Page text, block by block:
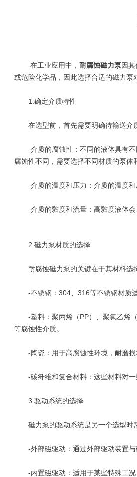
在工业应用中， 耐腐蚀磁力泵因其
或危险化学品，因此选择合适的磁力泵
1.确定介质特性
在选型前，首先需要明确待输送介质
-介质的腐蚀性：不同的液体具有不
腐蚀性不同，需要选择不同材质的泵体
-介质的温度和压力：介质的温度和
-介质的黏度和流量：高黏度液体会
2.磁力泵材质的选择
耐腐蚀磁力泵的关键在于其材料选择
-不锈钢：304、316等不锈钢材质适
-塑料：聚丙烯（PP）、聚氟乙烯（
等腐蚀性介质。
-陶瓷：用于高腐蚀性环境，耐磨损
-碳纤维和复合材料：这些材料对一
3.驱动系统的选择
磁力泵的驱动系统是另一个选型时需
-外部磁驱动：通过外部驱动装置与
-内置磁驱动：适用于某些特殊工况